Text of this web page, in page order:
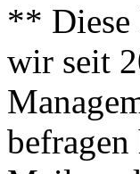
** Diese
wir seit